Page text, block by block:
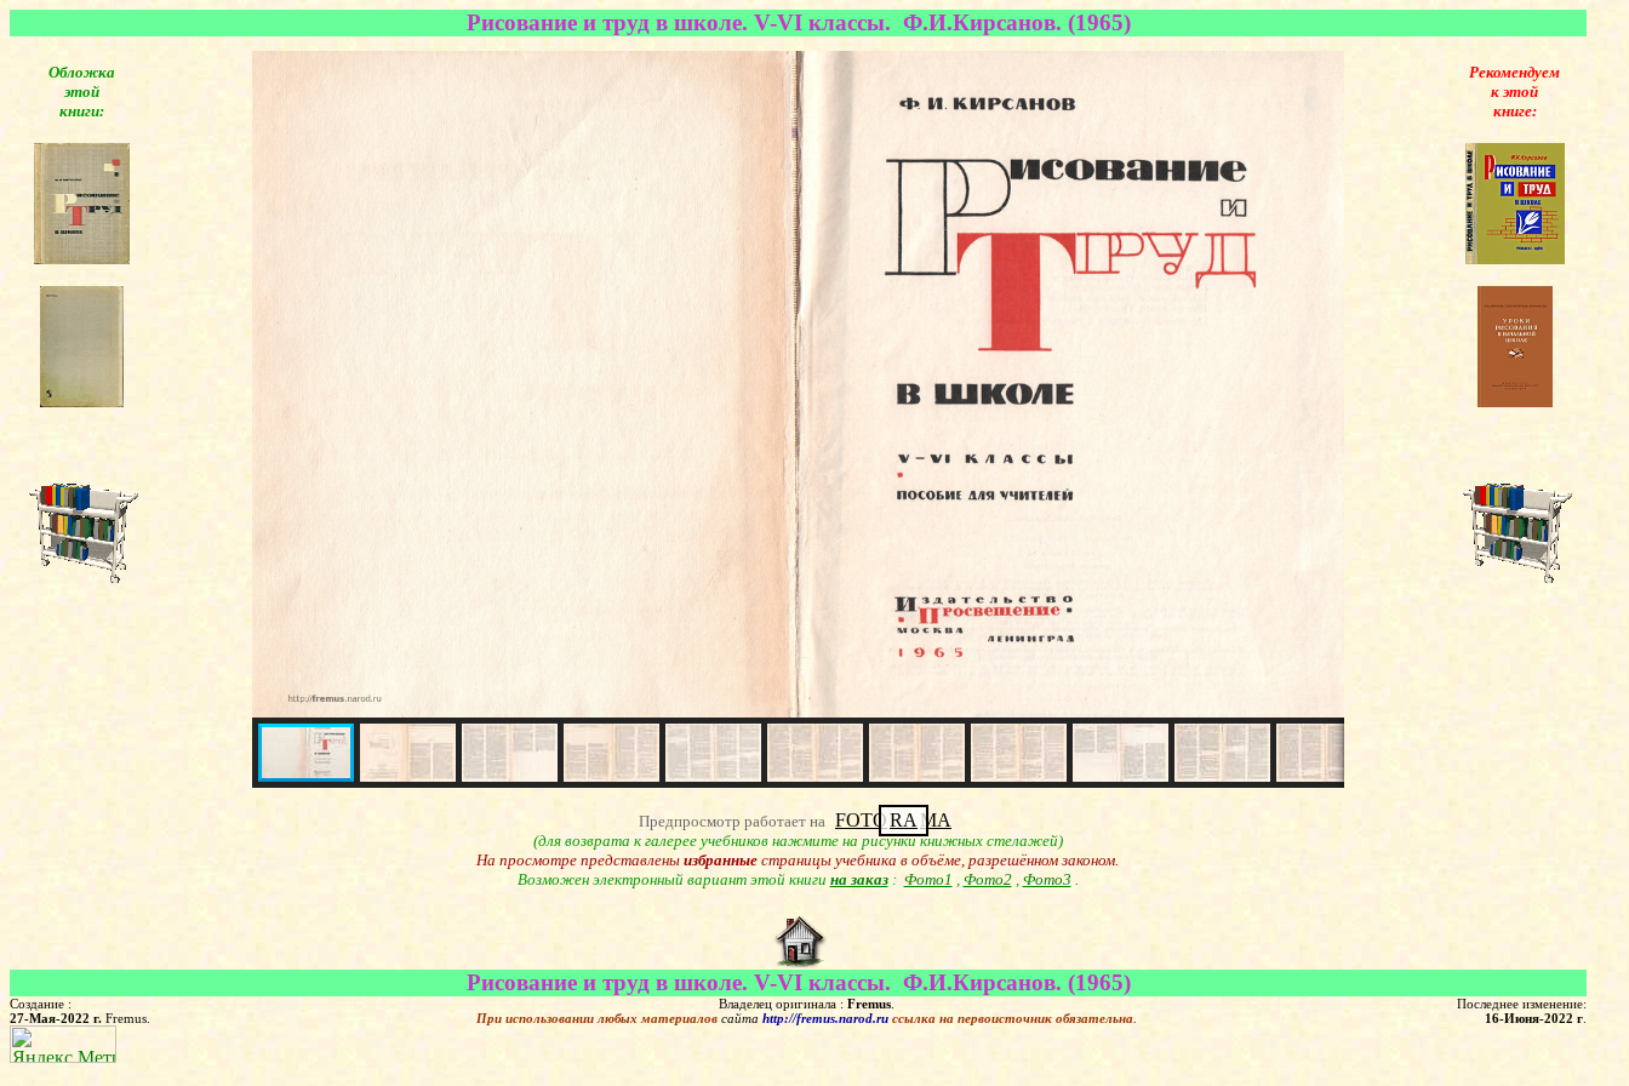
Рисование и труд в школе. V-VI классы. Ф.И.Кирсанов. (1965)
Обложка
этой
книги:
Предпросмотр работает на FOTORA MA
(для возврата к галерее учебников нажмите на рисунки книжных стелажей)
На просмотре представлены избранные страницы учебника в объёме, разрешённом законом.
Возможен электронный вариант этой книги на заказ: Фото1 , Фото2, Фото3 .
Рекомендуем
к этой
книге:
Рисование и труд в школе. V-VI классы. Ф.И.Кирсанов. (1965)
Создание :
27-Мая-2022 г. Fremus.
Владелец оригинала : Fremus
При использовании любых материалов сайта http://fremus.narod.ru ссылка на первоисточник обязательна
Последнее изменение:
16-Июня-2022 г